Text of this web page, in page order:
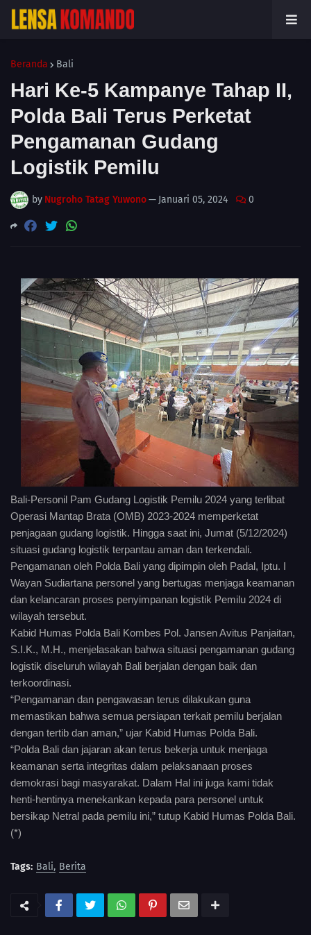
Beranda Bali
Hari Ke-5 Kampanye Tahap II,
Polda Bali Terus Perketat
Pengamanan Gudang
Logistik Pemilu
by Nugroho Tatag Yuwono— Januari 05, 2024 0
Bali-Personil Pam Gudang Logistik Pemilu 2024 yang terlibat
Operasi Mantap Brata (OMB) 2023-2024 memperketat
penjagaan gudang logistik. Hingga saat ini, Jumat (5/12/2024)
situasi gudang logistik terpantau aman dan terkendali.
Pengamanan oleh Polda Bali yang dipimpin oleh Padal, Iptu. I
Wayan Sudiartana personel yang bertugas menjaga keamanan
dan kelancaran proses penyimpanan logistik Pemilu 2024 di
wilayah tersebut.
Kabid Humas Polda Bali Kombes Pol. Jansen Avitus Panjaitan,
S.I.K., M.H., menjelasakan bahwa situasi pengamanan gudang
logistik diseluruh wilayah Bali berjalan dengan baik dan
terkoordinasi.
“Pengamanan dan pengawasan terus dilakukan guna
memastikan bahwa semua persiapan terkait pemilu berjalan
dengan tertib dan aman,” ujar Kabid Humas Polda Bali.
“Polda Bali dan jajaran akan terus bekerja untuk menjaga
keamanan serta integritas dalam pelaksanaan proses
demokrasi bagi masyarakat. Dalam Hal ini juga kami tidak
henti-hentinya menekankan kepada para personel untuk
bersikap Netral pada pemilu ini,” tutup Kabid Humas Polda Bali.
(*)
Tags: Bali Berita